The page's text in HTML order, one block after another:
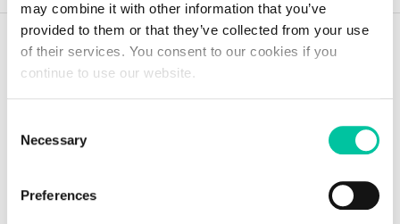
may combine it with other information that you’ve
provided to them or that they’ve collected from your use
of their services. You consent to our cookies if you
continue to use our website.
Selection
Necessary
Preferences
Ein Blick in die Zukunft
mit den Experten von
Linxen